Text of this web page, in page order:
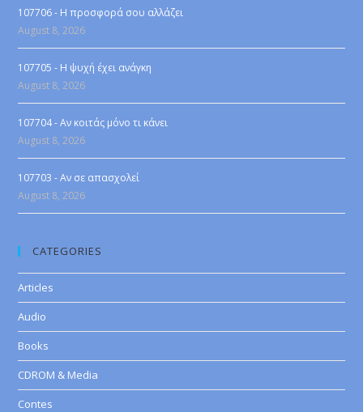
107706 - Η προσφορά σου αλλάζει
August 8, 2026
107705 - Η ψυχή έχει ανάγκη
August 8, 2026
107704 - Αν κοιτάς μόνο τι κάνει
August 8, 2026
107703 - Αν σε απασχολεί
August 8, 2026
CATEGORIES
Articles
Audio
Books
CDROM & Media
Contes